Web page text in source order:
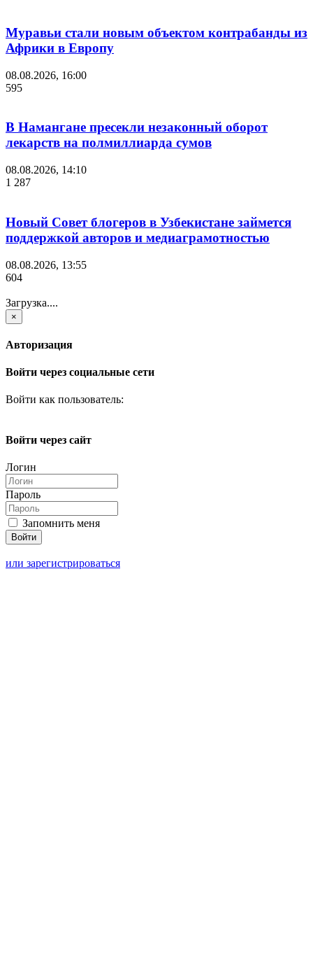
Муравьи стали новым объектом контрабанды из
Африки в Европу
08.08.2026, 16:00
595
В Намангане пресекли незаконный оборот
лекарств на полмиллиарда сумов
08.08.2026, 14:10
1 287
Новый Совет блогеров в Узбекистане займется
поддержкой авторов и медиаграмотностью
08.08.2026, 13:55
604
Загрузка....
×
Авторизация
Войти через социальные сети
Войти как пользователь:
Войти через сайт
Логин
Пароль
Запомнить меня
или зарегистрироваться